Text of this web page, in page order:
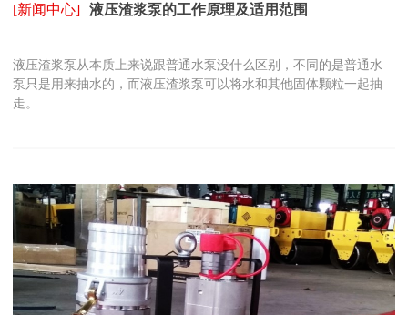
[新闻中心] 液压渣浆泵的工作原理及适用范围
液压渣浆泵从本质上来说跟普通水泵没什么区别，不同的是普通水
泵只是用来抽水的，而液压渣浆泵可以将水和其他固体颗粒一起抽
走。